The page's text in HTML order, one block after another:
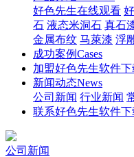
好色先生在线观看
石 液态米洞石 真石
金属布纹 马萊漆 浮
成功案例Cases
加盟好色先生软件下
新闻动态News
公司新闻 行业新闻
联系好色先生软件下
公司新闻